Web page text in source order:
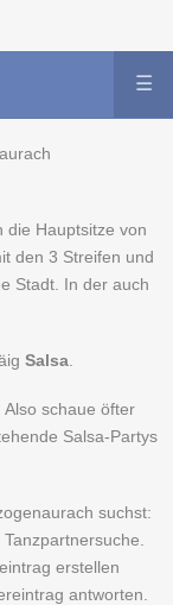
☰
die Hauptsitze von
den 3 Streifen und
Stadt. In der auch
Salsa
schaue öfter
Salsa-Partys
suchst:
erstellen
antworten.